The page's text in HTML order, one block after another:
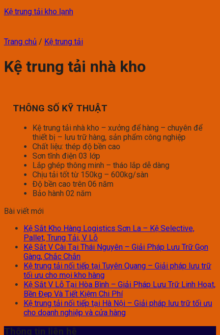
Kệ trung tải kho lạnh
Trang chủ / Kệ trung tải
Kệ trung tải nhà kho
THÔNG SỐ KỸ THUẬT
Kệ trung tải nhà kho – xưởng để hàng – chuyên để
thiết bị – lưu trữ hàng, sản phẩm công nghiệp
Chất liệu: thép độ bền cao
Sơn tĩnh điện 03 lớp
Lắp ghép thông minh – tháo lắp dễ dàng
Chịu tải tốt từ 150kg – 600kg/sàn
Độ bền cao trên 06 năm
Bảo hành 02 năm
Bài viết mới
Kệ Sắt Kho Hàng Logistics Sơn La – Kệ Selective,
Pallet, Trung Tải, V Lỗ
Kệ Sắt V Cài Tại Thái Nguyên – Giải Pháp Lưu Trữ Gọn
Gàng, Chắc Chắn
Kệ trung tải nối tiếp tại Tuyên Quang – Giải pháp lưu trữ
tối ưu cho mọi kho hàng
Kệ Sắt V Lỗ Tại Hòa Bình – Giải Pháp Lưu Trữ Linh Hoạt,
Bền Đẹp Và Tiết Kiệm Chi Phí
Kệ trung tải nối tiếp tại Hà Nội – Giải pháp lưu trữ tối ưu
cho doanh nghiệp và cửa hàng
Thông tin liên hệ